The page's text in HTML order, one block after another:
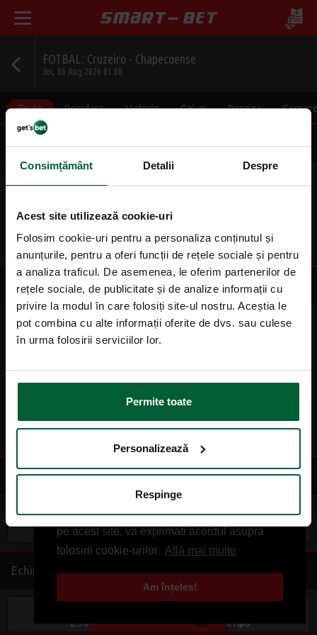
Consimțământ Detalii Despre
Acest site utilizează cookie-uri
Folosim cookie-uri pentru a personaliza conținutul și
anunțurile, pentru a oferi funcții de rețele sociale și pentru
a analiza traficul. De asemenea, le oferim partenerilor de
rețele sociale, de publicitate și de analize informații cu
privire la modul în care folosiți site-ul nostru. Aceștia le
pot combina cu alte informații oferite de dvs. sau culese
în urma folosirii serviciilor lor.
Permite toate
Personalizează
Respinge
Acest site foloseste cookies. Prin navigarea
pe acest site, va exprimati acordul asupra
folosirii cookie-urilor. Află mai multe
Am înțeles!
FOTBAL: Cruzeiro - Chapecoense
Joi, 06 Aug 2026 01:00
Toate Populare Victorie Goluri Repriza
Final
1
1.03
2.90
1.15
Pauza/Final
1/1
2.08
1/X
19.00
1/2
X/1
4.25
X/X
6.50
X/2
17.00
2/1
2/X
2/2
Pauza sau Final
PSF 1
1.24
PSF X
1.99
PSF 2
5.50
Echipa castiga ambele reprize
2.90
31.00